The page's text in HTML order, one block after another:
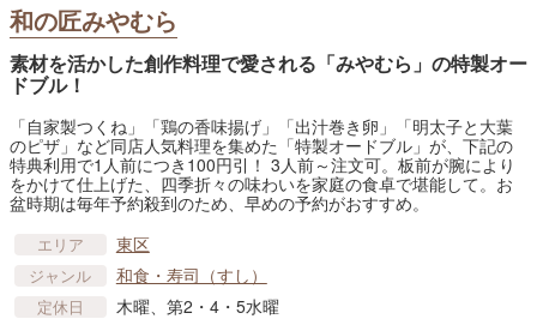
和の匠みやむら
素材を活かした創作料理で愛される「みやむら」の特製オー
ドブル！
「自家製つくね」「鶏の香味揚げ」「出汁巻き卵」「明太子と大葉
のピザ」など同店人気料理を集めた「特製オードブル」が、下記の
特典利用で1人前につき100円引！ 3人前～注文可。板前が腕により
をかけて仕上げた、四季折々の味わいを家庭の食卓で堪能して。お
盆時期は毎年予約殺到のため、早めの予約がおすすめ。
エリア 東区
ジャンル 和食・寿司（すし）
定休日 木曜、第2・4・5水曜